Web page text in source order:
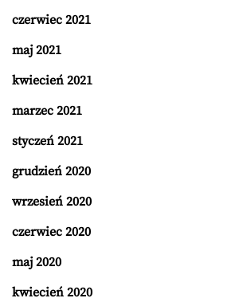
czerwiec 2021
maj 2021
kwiecień 2021
marzec 2021
styczeń 2021
grudzień 2020
wrzesień 2020
czerwiec 2020
maj 2020
kwiecień 2020